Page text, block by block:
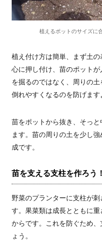
植えるポットのサイズに
植え付け方は簡単、まず土
心に押し付け、苗のポット
を掘るのではなく、周りの
倒れやすくなるのを防げます
苗をポットから抜き、そっ
ます。苗の周りの土を少し
成です。
苗を支える支柱を作ろう！
野菜のプランターに支柱が
す。果菜類は成長とともに
からです。これを防ぐため
ょう。